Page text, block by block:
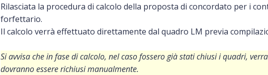
Rilasciata la procedura di calcolo della proposta di concordato per i
forfettario.
Il calcolo verrà effettuato direttamente dal quadro LM previa
Si avvisa che in fase di calcolo, nel caso fossero già stati chiusi i quadri,
dovranno essere richiusi manualmente.